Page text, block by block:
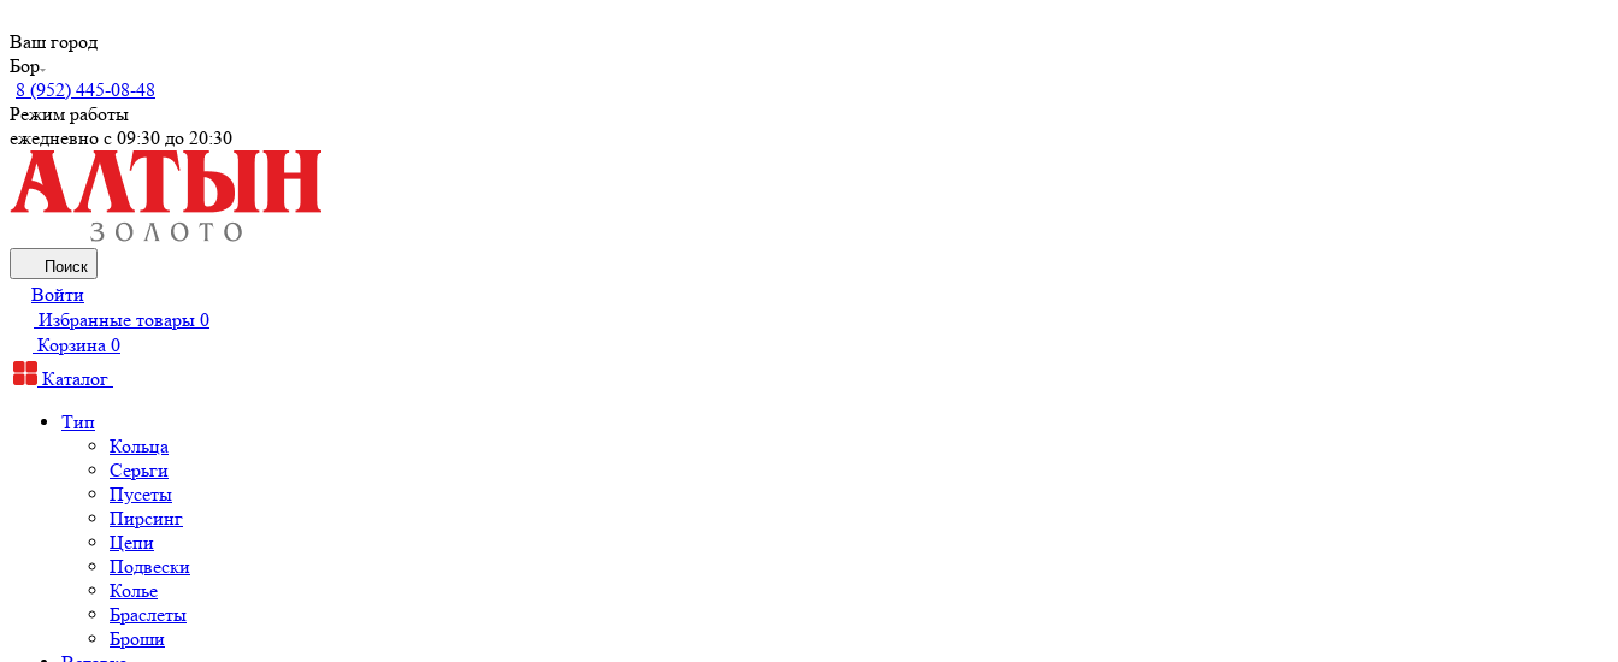
Ваш город
Бор
8 (952) 445-08-48
Режим работы
ежедневно с 09:30 до 20:30
Поиск
Войти
Избранные товары 0
Корзина 0
Каталог
Тип
Кольца
Серьги
Пусеты
Пирсинг
Цепи
Подвески
Колье
Браслеты
Броши